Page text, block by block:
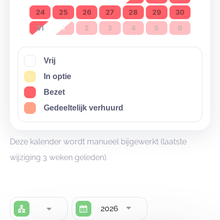
verhuur_weekend@chirowezemaal.be
24
25 26 27 28 29
30
31
1 2 3 4 5 6
Vrij
In optie
Bezet
Gedeeltelijk verhuurd
Deze kalender wordt manueel bijgewerkt (laatste
wijziging 3 weken geleden).
2026